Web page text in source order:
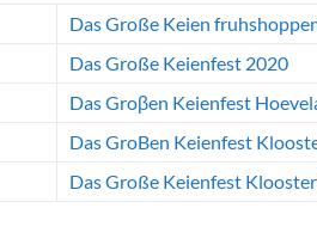
Das Große Keien
Das Große Keienfest 2020
Das Groβen Keienfest
Das GroBen Keienfest
Das Große Keienfest